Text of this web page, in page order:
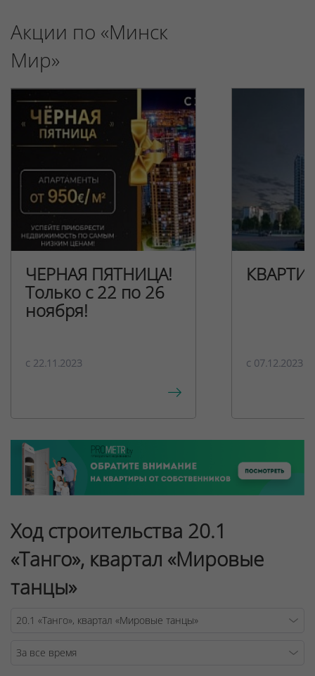
Акции по «Минск
Мир»
ЧЕРНАЯ ПЯТНИЦА!
Только с 22 по 26
ноября!
c 22.11.2023 c 07.12.2023
Ход строительства 20.1
«Танго», квартал «Мировые
танцы»